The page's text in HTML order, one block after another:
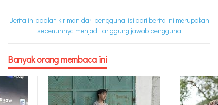
Berita ini adalah kiriman dari pengguna, isi dari berita ini merupakan
sepenuhnya menjadi tanggung jawab pengguna
Banyak orang membaca ini